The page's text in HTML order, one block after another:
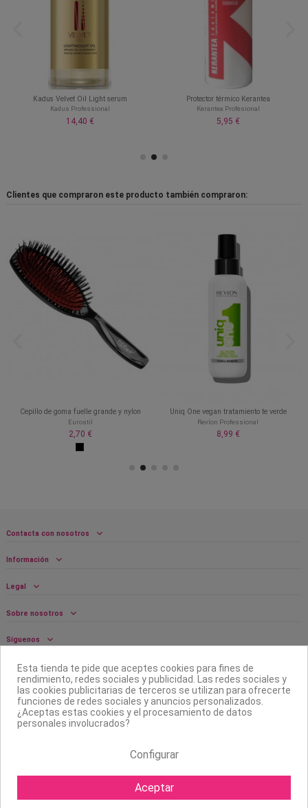
Kadus Velvet Oil Light serum
Kadus Professional
14,40 €
Protector térmico Kerantea
Kerantea Profesional
5,95 €
Clientes que compraron este producto también compraron:
Cepillo de goma fuelle grande y nylon
Eurostil
2,70 €
Uniq One vegan tratamiento te verde
Revlon Professional
8,99 €
Contacta con nosotros
Información
Legal
Sobre nosotros
Síguenos
Boletín
Esta tienda te pide que aceptes cookies para fines de
rendimiento, redes sociales y publicidad. Las redes sociales y
las cookies publicitarias de terceros se utilizan para ofrecerte
funciones de redes sociales y anuncios personalizados.
¿Aceptas estas cookies y el procesamiento de datos
personales involucrados?
Configurar
Aceptar